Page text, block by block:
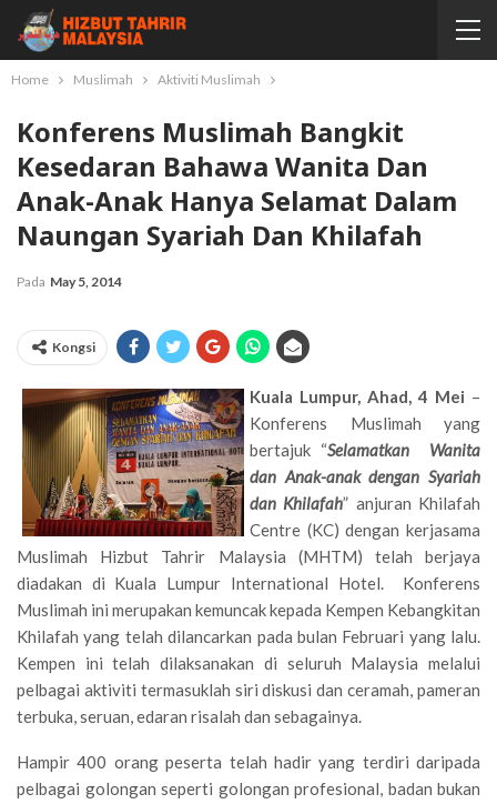
Home Muslimah Aktiviti Muslimah
Konferens Muslimah Bangkit
Kesedaran Bahawa Wanita Dan
Anak-Anak Hanya Selamat Dalam
Naungan Syariah Dan Khilafah
Pada May 5, 2014
Kongsi
Kuala Lumpur, Ahad, 4 Mei –
Konferens Muslimah yang
bertajuk “Selamatkan Wanita
dan Anak-anak dengan Syariah
dan Khilafah” anjuran Khilafah
Centre (KC) dengan kerjasama
Muslimah Hizbut Tahrir Malaysia (MHTM) telah berjaya
diadakan di Kuala Lumpur International Hotel. Konferens
Muslimah ini merupakan kemuncak kepada Kempen Kebangkitan
Khilafah yang telah dilancarkan pada bulan Februari yang lalu.
Kempen ini telah dilaksanakan di seluruh Malaysia melalui
pelbagai aktiviti termasuklah siri diskusi dan ceramah, pameran
terbuka, seruan, edaran risalah dan sebagainya.
Hampir 400 orang peserta telah hadir yang terdiri daripada
pelbagai golongan seperti golongan profesional, badan bukan